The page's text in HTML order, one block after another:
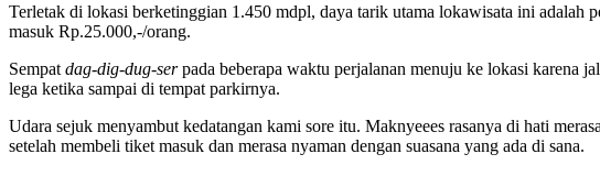
Terletak di lokasi berketinggian 1.450 mdpl, daya tarik utama lokawisata ini adalah
masuk Rp.25.000,-/orang.
Sempat dag-dig-dug-serpada beberapa waktu perjalanan menuju ke lokasi karena
lega ketika sampai di tempat parkirnya.
Udara sejuk menyambut kedatangan kami sore itu. Maknyeees rasanya di hati
setelah membeli tiket masuk dan merasa nyaman dengan suasana yang ada di sana.